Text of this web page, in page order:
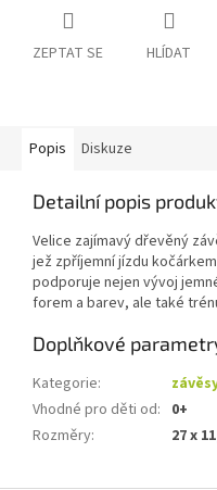
ZEPTAT SE HLÍDAT
Popis Diskuze
Detailní popis
Velice zajímavý dřevěný
jež zpříjemní jízdu
podporuje nejen vývoj
forem a barev, ale také
Doplňkové
Kategorie:
Vhodné pro děti od: 0+
Rozměry: 27 x